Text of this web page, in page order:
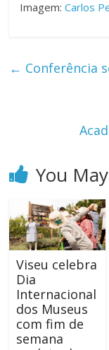
Imagem:Carlos
← Conferência
You
Viseu celebra
Dia
Internacional
dos Museus
com fim de
semana